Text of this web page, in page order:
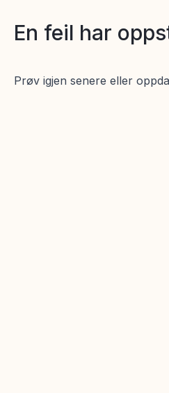
En feil har
Prøv igjen senere eller